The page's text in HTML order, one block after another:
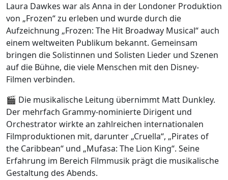
Laura Dawkes war als Anna in der Londoner Produktion
von „Frozen“ zu erleben und wurde durch die
Aufzeichnung „Frozen: The Hit Broadway Musical“ auch
einem weltweiten Publikum bekannt. Gemeinsam
bringen die Solistinnen und Solisten Lieder und Szenen
auf die Bühne, die viele Menschen mit den Disney-
Filmen verbinden.
🎬 Die musikalische Leitung übernimmt Matt Dunkley.
Der mehrfach Grammy-nominierte Dirigent und
Orchestrator wirkte an zahlreichen internationalen
Filmproduktionen mit, darunter „Cruella“, „Pirates of
the Caribbean“ und „Mufasa: The Lion King“. Seine
Erfahrung im Bereich Filmmusik prägt die musikalische
Gestaltung des Abends.